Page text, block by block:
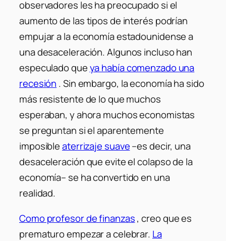
observadores les ha preocupado si el
aumento de las tipos de interés podrían
empujar a la economía estadounidense a
una desaceleración.Algunos incluso han
especulado queya había comenzado una
recesión . Sin embargo, la economía ha sido
más resistente de lo que muchos
esperaban, y ahora muchos economistas
se preguntan si el aparentemente
imposibleaterrizaje suave–es decir, una
desaceleración que evite el colapso de la
economía– se ha convertido en una
realidad.
Como profesor de finanzas, creo que es
prematuro empezar a celebrar. La